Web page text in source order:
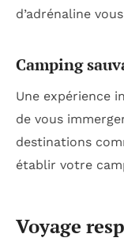
d’adrénaline
Camping
Une expérience
de vous
destinations
établir votre
Voyage